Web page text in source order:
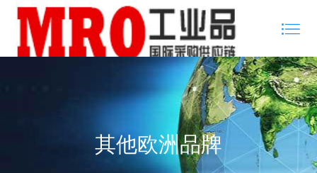
其他欧洲品牌